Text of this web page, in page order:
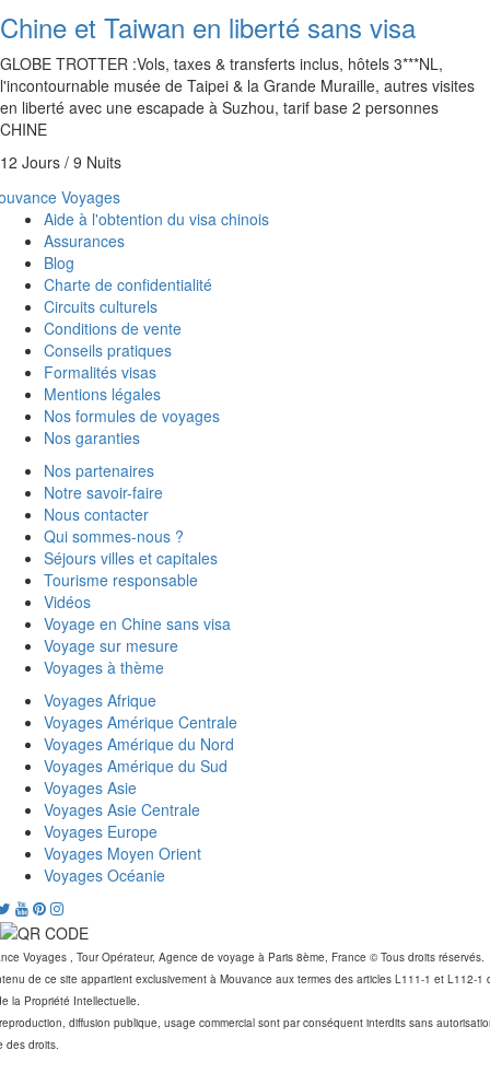
Chine et Taiwan en liberté sans visa
GLOBE TROTTER :Vols, taxes & transferts inclus, hôtels 3***NL,
l'incontournable musée de Taipei & la Grande Muraille, autres visites
en liberté avec une escapade à Suzhou, tarif base 2 personnes
CHINE
12 Jours / 9 Nuits
Aide à l'obtention du visa chinois
Assurances
Blog
Charte de confidentialité
Circuits culturels
Conditions de vente
Conseils pratiques
Formalités visas
Mentions légales
Nos formules de voyages
Nos garanties
Nos partenaires
Notre savoir-faire
Nous contacter
Qui sommes-nous ?
Séjours villes et capitales
Tourisme responsable
Vidéos
Voyage en Chine sans visa
Voyage sur mesure
Voyages à thème
Voyages Afrique
Voyages Amérique Centrale
Voyages Amérique du Nord
Voyages Amérique du Sud
Voyages Asie
Voyages Asie Centrale
Voyages Europe
Voyages Moyen Orient
Voyages Océanie
Voyages , Tour Opérateur, Agence de voyage à Paris 8ème, France © Tous droits réservés.
de ce site appartient exclusivement à Mouvance aux termes des articles L111-1 et L112-1
la Propriété Intellectuelle.
diffusion publique, usage commercial sont par conséquent interdits sans
des droits.